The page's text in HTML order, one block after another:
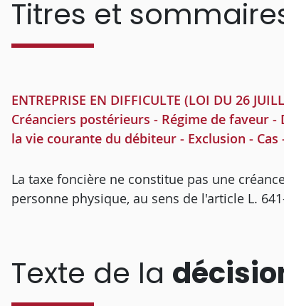
Titres et
ENTREPRISE EN DIFFICULTE (LOI DU 26
Créanciers postérieurs - Régime de faveur
la vie courante du débiteur - Exclusion - Cas
La taxe foncière ne constitue pas une
personne physique, au sens de l'article L.
Texte de la